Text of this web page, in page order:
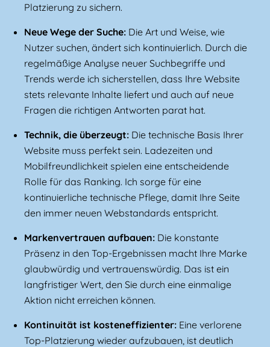
Platzierung zu sichern.
Neue Wege der Suche: Die Art und Weise, wie
Nutzer suchen, ändert sich kontinuierlich. Durch die
regelmäßige Analyse neuer Suchbegriffe und
Trends werde ich sicherstellen, dass Ihre Website
stets relevante Inhalte liefert und auch auf neue
Fragen die richtigen Antworten parat hat.
Technik, die überzeugt: Die technische Basis Ihrer
Website muss perfekt sein. Ladezeiten und
Mobilfreundlichkeit spielen eine entscheidende
Rolle für das Ranking. Ich sorge für eine
kontinuierliche technische Pflege, damit Ihre Seite
den immer neuen Webstandards entspricht.
Markenvertrauen aufbauen: Die konstante
Präsenz in den Top-Ergebnissen macht Ihre Marke
glaubwürdig und vertrauenswürdig. Das ist ein
langfristiger Wert, den Sie durch eine einmalige
Aktion nicht erreichen können.
Kontinuität ist kosteneffizienter: Eine verlorene
Top-Platzierung wieder aufzubauen, ist deutlich